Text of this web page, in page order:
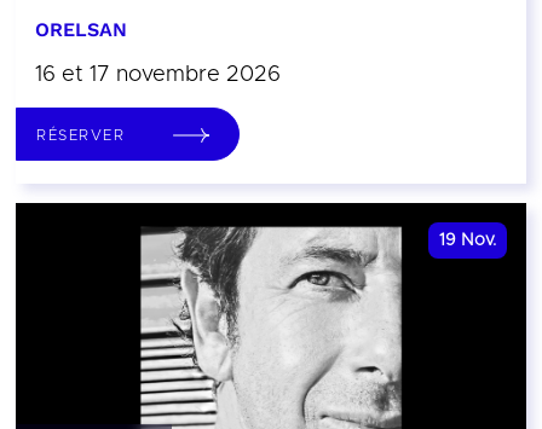
ORELSAN
16 et 17 novembre 2026
RÉSERVER
19 Nov.